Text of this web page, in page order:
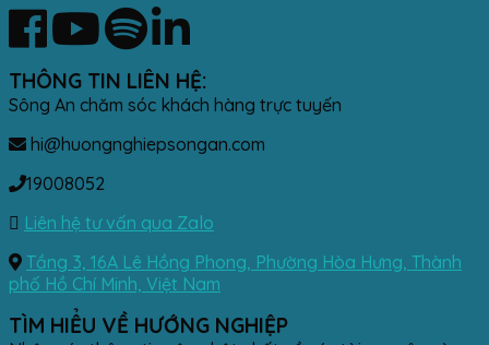
THÔNG TIN LIÊN HỆ:
Sông An chăm sóc khách hàng trực tuyến
hi@huongnghiepsongan.com
19008052
Liên hệ tư vấn qua Zalo
Tầng 3, 16A Lê Hồng Phong, Phường Hòa Hưng, Thành
phố Hồ Chí Minh, Việt Nam
TÌM HIỂU VỀ HƯỚNG NGHIỆP